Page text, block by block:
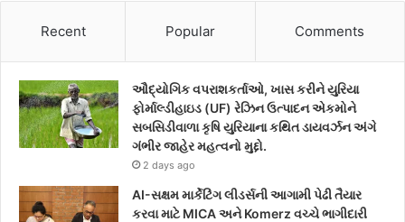
c
e
b
o
o
k
i
t
t
e
t
a
g
a
Recent Popular Comments
ઔદ્યોગિક વપરાશકર્તાઓ, ખાસ કરીને યુરિયા
ફોર્માલ્ડીહાઇડ (UF) રેઝિન ઉત્પાદન એકમોને
સબસિડીવાળા કૃષિ યુરિયાના કથિત ડાયવર્ઝન અંગે
ગંભીર જાહેર મહત્વનો મુદ્દો.
2 days ago
AI-સક્ષમ માર્કેટિંગ લીડર્સની આગામી પેઢી તૈયાર
કરવા માટે MICA અને Komerz વચ્ચે ભાગીદારી